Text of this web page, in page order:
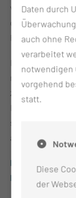
von besonderer
gesteigerten
Patientinnen
Des Weiteren
zur Überprüfung
sind für den
akkreditiert.
Hier finden Sie
Hygiene- /
Daten durch
auch ohne
verarbeitet
notwendigen
vorgehend
statt.
Diese
der